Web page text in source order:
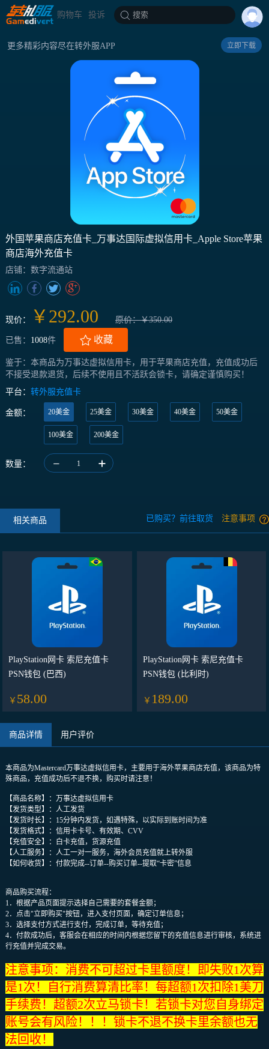
购物车 投诉 搜索
更多精彩内容尽在转外服APP 立即下载
外国苹果商店充值卡_万事达国际虚拟信用卡_Apple Store苹果
商店海外充值卡
店铺：数字流通站
现价： ￥292.00 原价：￥350.00
已售： 1008件 收藏
鉴于：本商品为万事达虚拟信用卡，用于苹果商店充值，充值成功后
不接受退款退货，后续不使用且不活跃会锁卡，请确定谨慎购买！
平台： 转外服充值卡
金额： 20美金 25美金 30美金 40美金 50美金
100美金 200美金
数量： 1
相关商品 已购买？前往取货 注意事项
PlayStation网卡 索尼充值卡
PSN钱包 (巴西)
￥ 58.00
PlayStation网卡 索尼充值卡
PSN钱包 (比利时)
￥ 189.00
商品详情 用户评价
本商品为Mastercard万事达虚拟信用卡，主要用于海外苹果商店充值，该商品为特
殊商品，充值成功后不退不换，购买时请注意！
【商品名称】：万事达虚拟信用卡
【发货类型】：人工发货
【发货时长】：15分钟内发货，如遇特殊，以实际到账时间为准
【发货格式】：信用卡卡号、有效期、CVV
【充值安全】：白卡充值，货源充值
【人工服务】：人工一对一服务，海外会员充值就上转外服
【如何收货】：付款完成--订单--购买订单--提取“卡密”信息
商品购买流程：
1．根据产品页面提示选择自己需要的套餐金额；
2．点击"立即购买"按钮，进入支付页面，确定订单信息；
3．选择支付方式进行支付，完成订单，等待充值；
4．付款成功后，客服会在相应的时间内根据您留下的充值信息进行审核，系统进
行充值并完成交易。
注意事项：消费不可超过卡里额度！即失败1次算
是1次！自行消费算清比率！每超额1次扣除1美刀
手续费！超额2次立马锁卡！若锁卡对您自身绑定
账号会有风险！！！锁卡不退不换卡里余额也无
法回收！